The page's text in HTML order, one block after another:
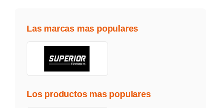
Las marcas mas populares
Los productos mas populares